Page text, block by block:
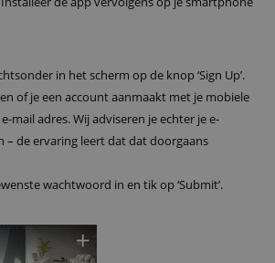
in het scherm op de knop ‘Sign Up’.
of je een account aanmaakt met je mobiele
mail adres. Wij adviseren je echter je e-
– de ervaring leert dat dat doorgaans
wachtwoord in en tik op ‘Submit’.